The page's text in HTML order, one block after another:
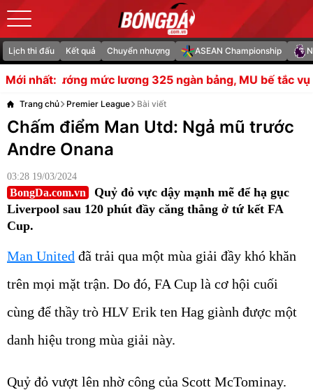
Lịch thi đấu Kết quả Chuyển nhượng ASEAN Championship
Mới nhất:
lương 325 ngàn bảng, MU bế tắc vụ bán Rashford Soi
Trang chủ Premier League Bài viết
Chấm điểm Man Utd: Ngả mũ trước
Andre Onana
03:28 19/03/2024
BongDa.com.vn
Quỷ đỏ vực dậy mạnh mẽ để hạ gục
Liverpool sau 120 phút đầy căng thẳng ở tứ kết FA
Cup.
Man United đã trải qua một mùa giải đầy khó khăn
trên mọi mặt trận. Do đó, FA Cup là cơ hội cuối
cùng để thầy trò HLV Erik ten Hag giành được một
danh hiệu trong mùa giải này.
Quỷ đỏ vượt lên nhờ công của Scott McTominay.